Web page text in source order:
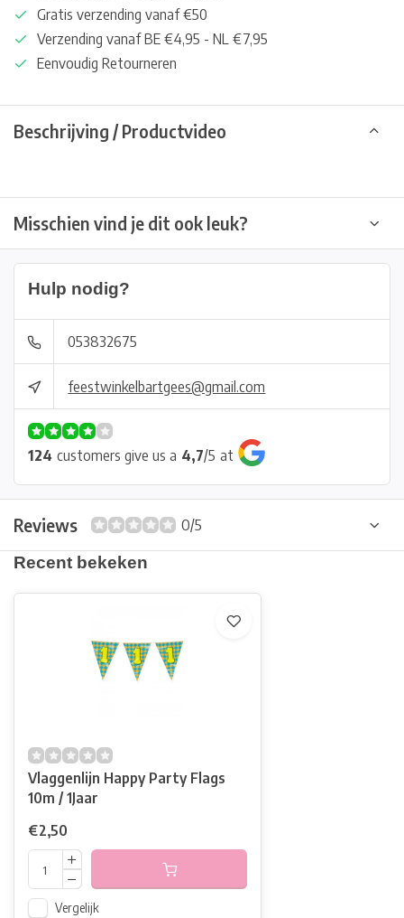
Gratis verzending vanaf €50
Verzending vanaf BE €4,95 - NL €7,95
Eenvoudig Retourneren
Beschrijving / Productvideo
Misschien vind je dit ook leuk?
Hulp nodig?
053832675
feestwinkelbartgees@gmail.com
124 customers give us a 4,7/5 at
Reviews
0/5
Recent bekeken
Vlaggenlijn Happy Party Flags
10m / 1Jaar
€2,50
Vergelijk